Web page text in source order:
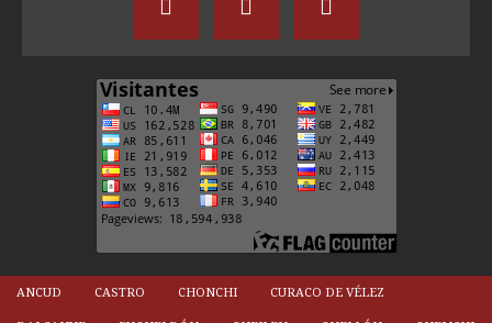
ANCUD CASTRO CHONCHI CURACO DE VÉLEZ